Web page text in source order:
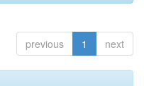
previous 1 next